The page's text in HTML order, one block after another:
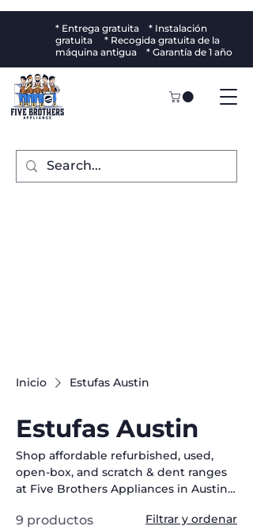
* Entrega gratuita * Instalación
gratuita * Recogida gratuita de la
máquina antigua * Garantía de 1 año
Inicio Estufas Austin
Estufas Austin
Shop affordable refurbished, used,
open-box, and scratch & dent ranges
at Five Brothers Appliances in Austin,
gas and electric ranges from leading
9 productos Filtrar y ordenar